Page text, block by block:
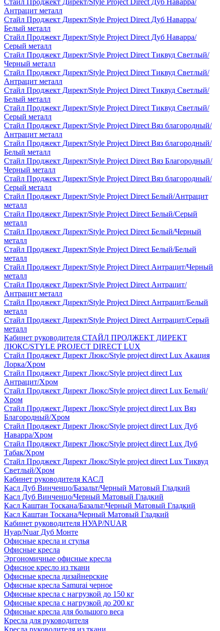
Стайл Проджект Директ/Style Project Direct Дуб Наварра/
Антрацит металл
Стайл Проджект Директ/Style Project Direct Дуб Наварра/
Белый металл
Стайл Проджект Директ/Style Project Direct Дуб Наварра/
Серый металл
Стайл Проджект Директ/Style Project Direct Тиквуд Светлый/
Черный металл
Стайл Проджект Директ/Style Project Direct Тиквуд Светлый/
Антрацит металл
Стайл Проджект Директ/Style Project Direct Тиквуд Светлый/
Белый металл
Стайл Проджект Директ/Style Project Direct Тиквуд Светлый/
Серый металл
Стайл Проджект Директ/Style Project Direct Вяз благородный/
Антрацит металл
Стайл Проджект Директ/Style Project Direct Вяз благородный/
Белый металл
Стайл Проджект Директ/Style Project Direct Вяз Благородный/
Черный металл
Стайл Проджект Директ/Style Project Direct Вяз благородный/
Серый металл
Стайл Проджект Директ/Style Project Direct Белый/Антрацит
металл
Стайл Проджект Директ/Style Project Direct Белый/Серый
металл
Стайл Проджект Директ/Style Project Direct Белый/Черный
металл
Стайл Проджект Директ/Style Project Direct Белый/Белый
металл
Стайл Проджект Директ/Style Project Direct Антрацит/Черный
металл
Стайл Проджект Директ/Style Project Direct Антрацит/
Антрацит металл
Стайл Проджект Директ/Style Project Direct Антрацит/Белый
металл
Стайл Проджект Директ/Style Project Direct Антрацит/Серый
металл
Кабинет руководителя СТАЙЛ ПРОДЖЕКТ ДИРЕКТ
ЛЮКС/STYLE PROJECT DIRECT LUX
Стайл Проджект Директ Люкс/Style project direct Lux Акация
Лорка/Хром
Стайл Проджект Директ Люкс/Style project direct Lux
Антрацит/Хром
Стайл Проджект Директ Люкс/Style project direct Lux Белый/
Хром
Стайл Проджект Директ Люкс/Style project direct Lux Вяз
Благородный/Хром
Стайл Проджект Директ Люкс/Style project direct Lux Дуб
Наварра/Хром
Стайл Проджект Директ Люкс/Style project direct Lux Дуб
Табак/Хром
Стайл Проджект Директ Люкс/Style project direct Lux Тиквуд
Светлый/Хром
Кабинет руководителя КАСЛ
Касл Дуб Винченцо/Базальт/Черный Матовый Гладкий
Касл Дуб Винченцо/Черный Матовый Гладкий
Касл Каштан Тоскана/Базальт/Черный Матовый Гладкий
Касл Каштан Тоскана/Черный Матовый Гладкий
Кабинет руководителя НУАР/NUAR
Нуар/Nuar Дуб Монте
Офисные кресла и стулья
Офисные кресла
Эргономичные офисные кресла
Офисное кресло из ткани
Офисные кресла дизайнерские
Офисные кресла Samurai черное
Офисные кресла с нагрузкой до 150 кг
Офисные кресла с нагрузкой до 200 кг
Офисные кресла для большого веса
Кресла для руководителя
Кресла руководителя из ткани